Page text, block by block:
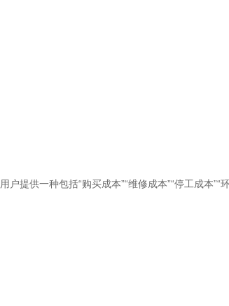
供一种包括“购买成本”“维修成本”“停工成本”“